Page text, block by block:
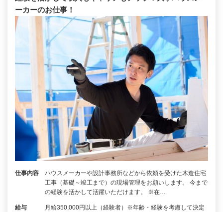
ーカーのお仕事！
仕事内容
ハウスメーカーや設計事務所などから依頼を受けた木造住宅
工事（基礎～竣工まで）の現場管理をお願いします。 今まで
の経験を活かして活躍いただけます。 ※在…
給与
月給350,000円以上（経験者）※年齢・経験を考慮して決定